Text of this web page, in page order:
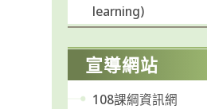
learning)
宣導網站
108課綱資訊網